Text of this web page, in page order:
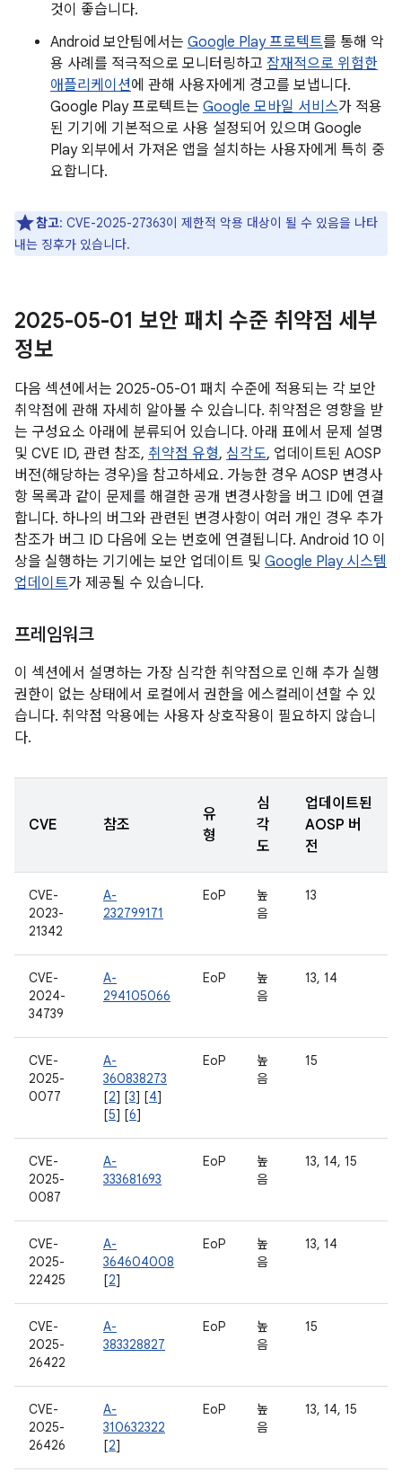
것이 좋습니다.
Android 보안팀에서는 Google Play 프로텍트를 통해 악
용 사례를 적극적으로 모니터링하고 잠재적으로 위험한
애플리케이션에 관해 사용자에게 경고를 보냅니다.
Google Play 프로텍트는 Google 모바일 서비스가 적용
된 기기에 기본적으로 사용 설정되어 있으며 Google
Play 외부에서 가져온 앱을 설치하는 사용자에게 특히 중
요합니다.
참고: CVE-2025-27363이 제한적 악용 대상이 될 수 있음을 나타
내는 징후가 있습니다.
2025-05-01 보안 패치 수준 취약점 세부
정보
다음 섹션에서는 2025-05-01 패치 수준에 적용되는 각 보안
취약점에 관해 자세히 알아볼 수 있습니다. 취약점은 영향을 받
는 구성요소 아래에 분류되어 있습니다. 아래 표에서 문제 설명
및 CVE ID, 관련 참조, 취약점 유형, 심각도, 업데이트된 AOSP
버전(해당하는 경우)을 참고하세요. 가능한 경우 AOSP 변경사
항 목록과 같이 문제를 해결한 공개 변경사항을 버그 ID에 연결
합니다. 하나의 버그와 관련된 변경사항이 여러 개인 경우 추가
참조가 버그 ID 다음에 오는 번호에 연결됩니다. Android 10 이
상을 실행하는 기기에는 보안 업데이트 및 Google Play 시스템
업데이트가 제공될 수 있습니다.
프레임워크
이 섹션에서 설명하는 가장 심각한 취약점으로 인해 추가 실행
권한이 없는 상태에서 로컬에서 권한을 에스컬레이션할 수 있
습니다. 취약점 악용에는 사용자 상호작용이 필요하지 않습니
다.
CVE 참조
유
형
심
각
도
업데이트된
AOSP 버
전
CVE-
2023-
21342
A-
232799171
EoP
높
음
13
CVE-
2024-
34739
A-
294105066
EoP
높
음
13, 14
CVE-
2025-
0077
A-
360838273
[2] [3] [4]
[5] [6]
EoP
높
음
15
CVE-
2025-
0087
A-
333681693
EoP
높
음
13, 14, 15
CVE-
2025-
22425
A-
364604008
[2]
EoP
높
음
13, 14
CVE-
2025-
26422
A-
383328827
EoP
높
음
15
CVE-
2025-
26426
A-
310632322
[2]
EoP
높
음
13, 14, 15